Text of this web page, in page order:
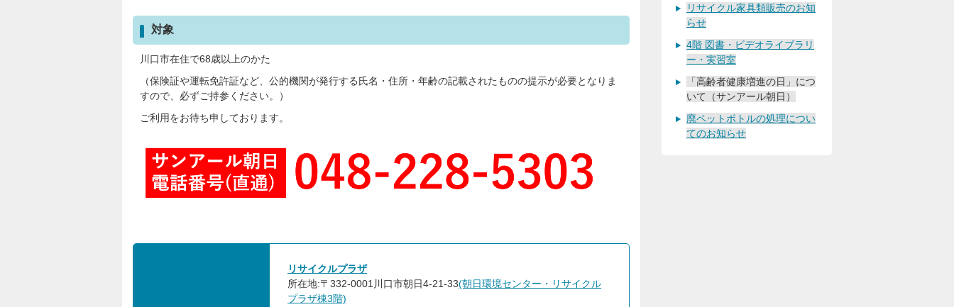
対象
川口市在住で68歳以上のかた
（保険証や運転免許証など、公的機関が発行する氏名・住所・年齢の記載されたものの提示が必要となりま
すので、必ずご持参ください。）
ご利用をお待ち申しております。
リサイクルプラザ
所在地:〒332-0001川口市朝日4-21-33(朝日環境センター・リサイクル
プラザ棟3階)
リサイクル家具類販売のお知
らせ
4階 図書・ビデオライブラリ
ー・実習室
「高齢者健康増進の日」につ
いて（サンアール朝日）
廃ペットボトルの処理につい
てのお知らせ